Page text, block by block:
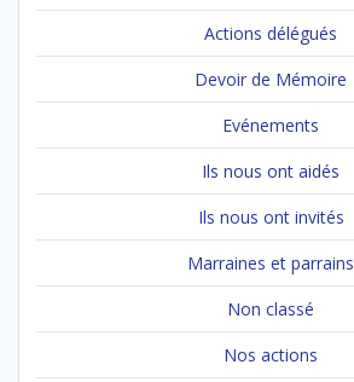
Actions délégués
Devoir de Mémoire
Evénements
Ils nous ont aidés
Ils nous ont invités
Marraines et parrains
Non classé
Nos actions